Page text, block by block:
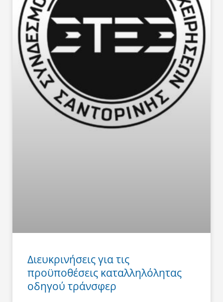
Διευκρινήσεις για τις
προϋποθέσεις καταλληλόλητας
οδηγού τράνσφερ